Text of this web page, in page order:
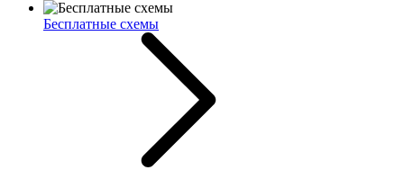
Бесплатные схемы